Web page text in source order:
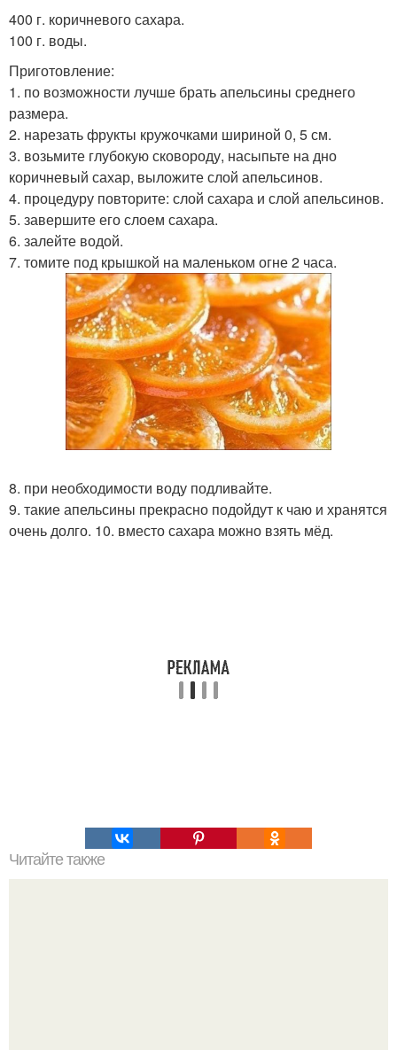
400 г. коричневого сахара.
100 г. воды.
Приготовление:
1. по возможности лучше брать апельсины среднего
размера.
2. нарезать фрукты кружочками шириной 0, 5 см.
3. возьмите глубокую сковороду, насыпьте на дно
коричневый сахар, выложите слой апельсинов.
4. процедуру повторите: слой сахара и слой апельсинов.
5. завершите его слоем сахара.
6. залейте водой.
7. томите под крышкой на маленьком огне 2 часа.
8. при необходимости воду подливайте.
9. такие апельсины прекрасно подойдут к чаю и хранятся
очень долго. 10. вместо сахара можно взять мёд.
Читайте также